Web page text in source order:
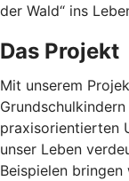
der Wald“ ins
Das Projekt
Mit unserem
praxisorientierten
unser Leben
Beispielen